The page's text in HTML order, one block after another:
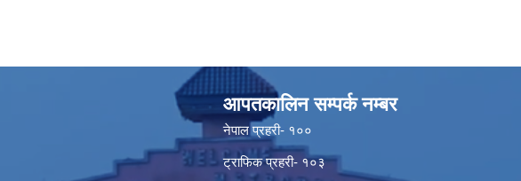
आपतकालिन सम्पर्क नम्बर
नेपाल प्रहरी- १००
ट्राफिक प्रहरी- १०३